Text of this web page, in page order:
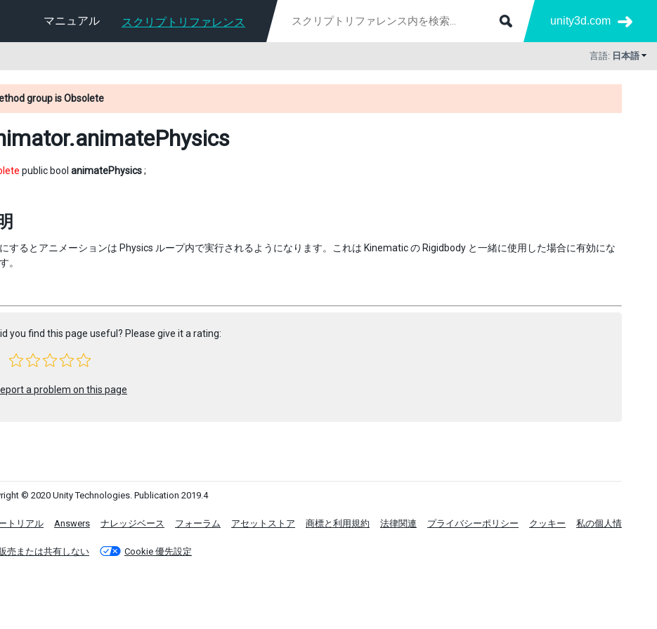
マニュアル スクリプトリファレンス unity3d.com
言語: 日本語
group is Obsolete
.animatePhysics
public bool animatePhysics;
するとアニメーションは Physics ループ内で実行されるようになります。これは Kinematic の Rigidbody と一緒に使用した場合に有効にな
。
you find this page useful? Please give it a rating:
a problem on this page
© 2020 Unity Technologies. Publication 2019.4
トリアル Answers ナレッジベース フォーラム アセットストア 商標と利用規約 法律関連 プライバシーポリシー クッキー 私の個人情
売または共有しない Cookie 優先設定